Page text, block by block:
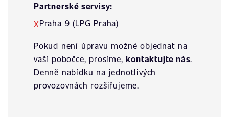
Partnerské servisy:
XPraha 9 (LPG Praha)
Pokud není úpravu možné objednat na
vaší pobočce, prosíme,kontaktujte nás.
Denně nabídku na jednotlivých
provozovnách rozšiřujeme.